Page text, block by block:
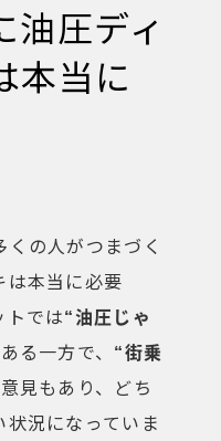
おすすめ
オプション品
グッズ＆オプション
クロスバイクの特徴
比較検討
法人向け
点検・修理サービス
痩せないことへの不満
移動手段
筋トレ
自転車通勤を検討
試乗
費用について
購入前の不安
購入後の不安
通勤＆趣味
油圧ディ
本当に
の人がつまづく
は本当に必要
トでは“油圧じゃ
る一方で、 “街乗
見もあり、どち
況になっていま